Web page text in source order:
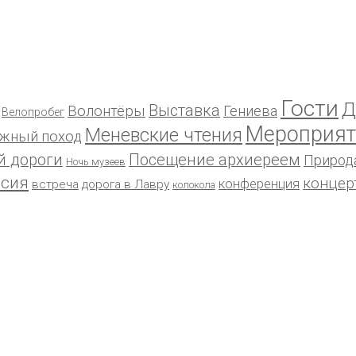
Велопробег Волонтёры Выставка Гениева Гости
поход Меневские чтения
дороги Ночь музеев Посещение архиереем
встреча дорога в Лавру колокола конференция